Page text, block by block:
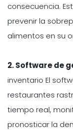
consecuencia.
prevenir la
alimentos en su
2. Software de
inventario El
restaurantes
tiempo real,
pronosticar la